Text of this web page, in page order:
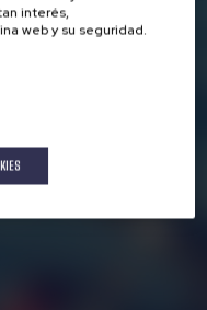
interés,
web y su seguridad.